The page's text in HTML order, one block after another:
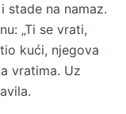
stade na namaz.
„Ti se vrati,
kući, njegova
vratima. Uz